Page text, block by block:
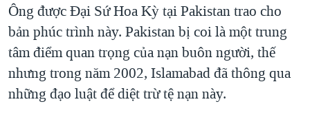
SỨC KHOẺ
VĂN HOÁ
THỂ THAO
GIÁO DỤC
NGÀY TỊ NẠN THẾ GIỚI
TRỊNH VĨNH BÌNH - NGƯỜI HẠ 'BÊN THẮNG CUỘC'
GROUND ZERO – XƯA VÀ NAY
CHI PHÍ CHIẾN TRANH AFGHANISTAN
Ngôn ngữ khác
Ông được Đại Sứ Hoa Kỳ tại Pakistan trao cho
bản phúc trình này. Pakistan bị coi là một trung
tâm điểm quan trọng của nạn buôn người, thế
nhưng trong năm 2002, Islamabad đã thông qua
những đạo luật để diệt trừ tệ nạn này.